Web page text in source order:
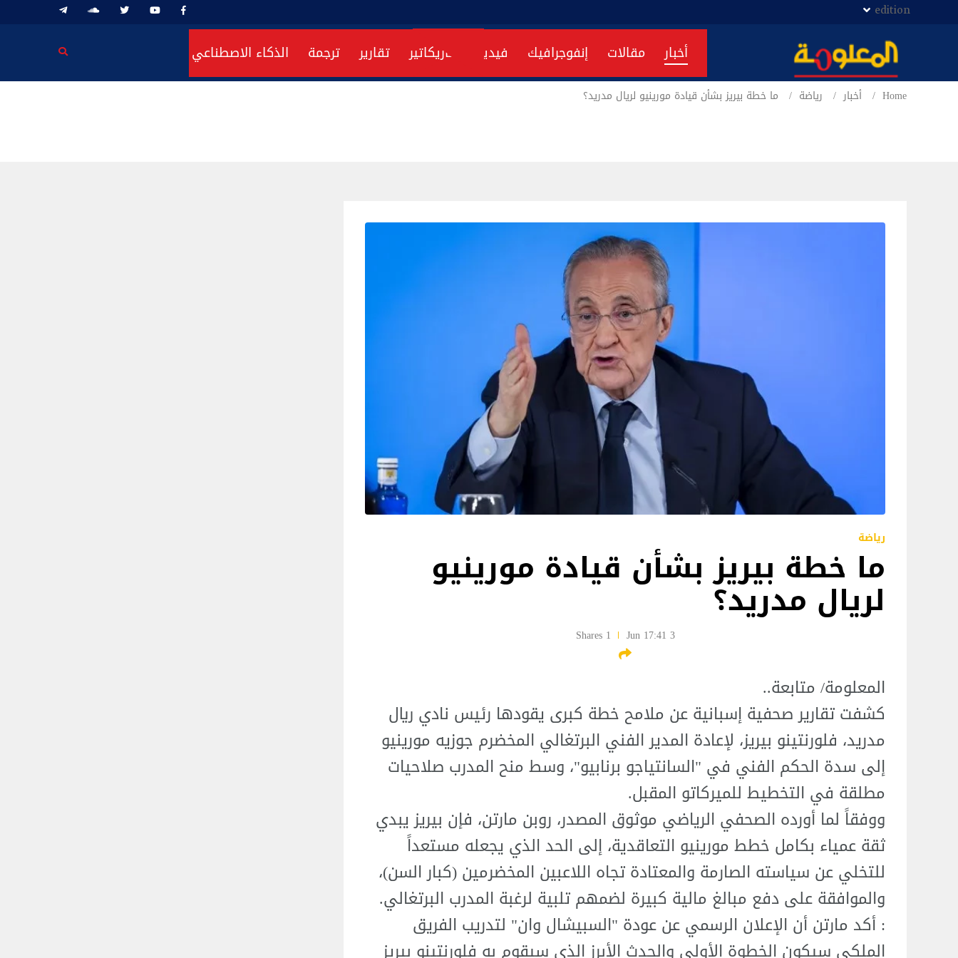
edition
أخبار مقالات إنفوجرافيك فيديو كاريكاتير تقارير ترجمة الذكاء الاصطناعي
Home أخبار رياضة ما خطة بيريز بشأن قيادة مورينيو لريال مدريد؟
رياضة
ما خطة بيريز بشأن قيادة مورينيو
لريال مدريد؟
3 Jun 17:41
1 Shares
المعلومة/ متابعة..
كشفت تقارير صحفية إسبانية عن ملامح خطة كبرى يقودها رئيس نادي ريال
مدريد، فلورنتينو بيريز، لإعادة المدير الفني البرتغالي المخضرم جوزيه مورينيو
إلى سدة الحكم الفني في "السانتياجو برنابيو"، وسط منح المدرب صلاحيات
مطلقة في التخطيط للميركاتو المقبل.
ووفقاً لما أورده الصحفي الرياضي موثوق المصدر، روبن مارتن، فإن بيريز يبدي
ثقة عمياء بكامل خطط مورينيو التعاقدية، إلى الحد الذي يجعله مستعداً
للتخلي عن سياسته الصارمة والمعتادة تجاه اللاعبين المخضرمين (كبار السن)،
والموافقة على دفع مبالغ مالية كبيرة لضمهم تلبية لرغبة المدرب البرتغالي.
: أكد مارتن أن الإعلان الرسمي عن عودة "السبيشال وان" لتدريب الفريق
الملكي سيكون الخطوة الأولى والحدث الأبرز الذي سيقوم به فلورنتينو بيريز